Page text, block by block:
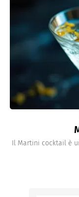
Il Martini cocktail è